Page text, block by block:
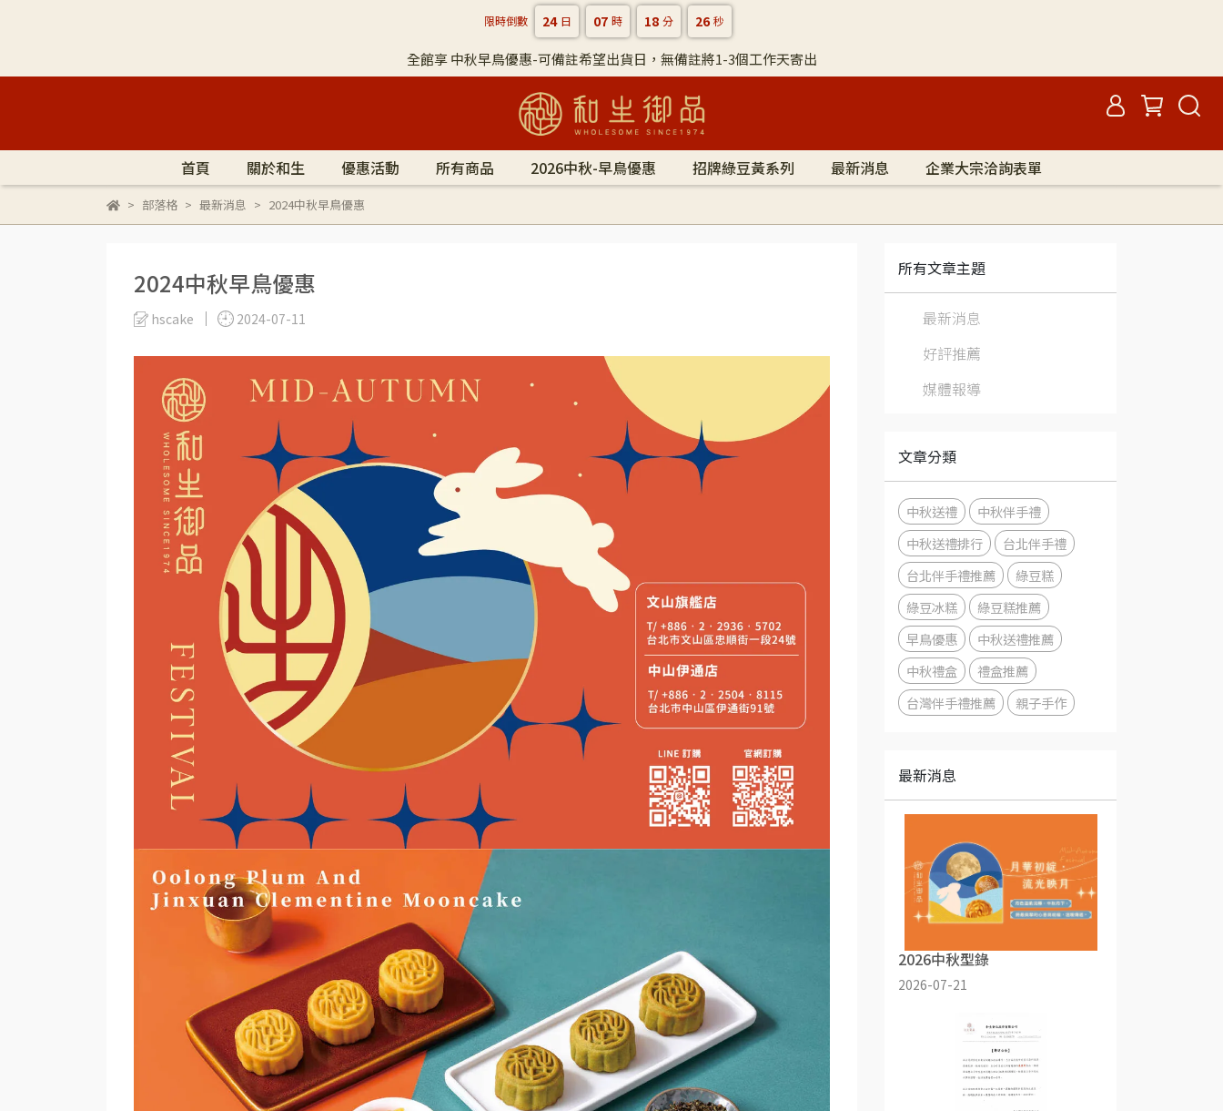
限時倒數 24 日 07 時 18 分 24 秒
全館享 中秋早鳥優惠-可備註希望出貨日，無備註將1-3個工作天寄出
首頁 關於和生 優惠活動 所有商品 2026中秋-早鳥優惠 招牌綠豆黃系列 最新消息 企業大宗洽詢表單
部落格 最新消息 2024中秋早鳥優惠
2024中秋早鳥優惠
hscake 2024-07-11
所有文章主題
最新消息
好評推薦
媒體報導
文章分類
中秋送禮
中秋伴手禮
中秋送禮排行
台北伴手禮
台北伴手禮推薦
綠豆糕
綠豆冰糕
綠豆糕推薦
早鳥優惠
中秋送禮推薦
中秋禮盒
禮盒推薦
台灣伴手禮推薦
親子手作
最新消息
2026中秋型錄
2026-07-21